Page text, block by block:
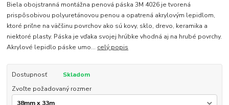
Biela obojstranná montážna penová páska 3M 4026 je tvorená
prispôsobivou polyuretánovou penou a opatrená akrylovým lepidlom,
ktoré priľne na väčšinu povrchov ako sú kovy, sklo, drevo, keramika a
niektoré plasty. Páska je vďaka svojej hrúbke vhodná aj na hrubé povrchy.
Akrylové lepidlo páske umo... celý popis
Dostupnosť
Skladom
Zvoľte požadovaný rozmer